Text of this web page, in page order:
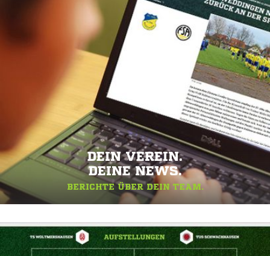
DEIN VEREIN.
DEINE NEWS.
BERICHTE ÜBER DEIN TEAM.